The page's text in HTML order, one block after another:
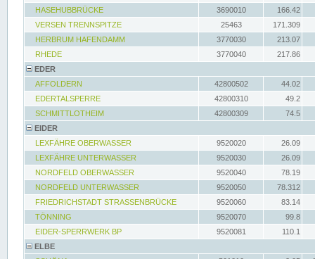
HASEHUBBRÜCKE
3690010
166.42
VERSEN TRENNSPITZE
25463
171.309
HERBRUM HAFENDAMM
3770030
213.07
RHEDE
3770040
217.86
EDER
AFFOLDERN
42800502
44.02
EDERTALSPERRE
42800310
49.2
SCHMITTLOTHEIM
42800309
74.5
EIDER
LEXFÄHRE OBERWASSER
9520020
26.09
LEXFÄHRE UNTERWASSER
9520030
26.09
NORDFELD OBERWASSER
9520040
78.19
NORDFELD UNTERWASSER
9520050
78.312
FRIEDRICHSTADT STRASSENBRÜCKE
9520060
83.14
TÖNNING
9520070
99.8
EIDER-SPERRWERK BP
9520081
110.1
ELBE